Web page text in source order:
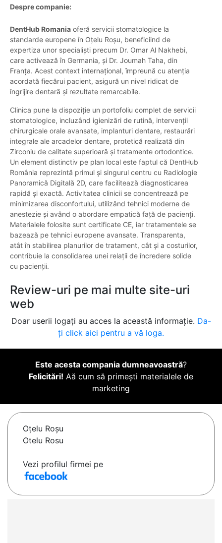
Despre companie:
DentHub Romania oferă servicii stomatologice la
standarde europene în Oțelu Roșu, beneficiind de
expertiza unor specialiști precum Dr. Omar Al Nakhebi,
care activează în Germania, și Dr. Joumah Taha, din
Franța. Acest context internațional, împreună cu atenția
acordată fiecărui pacient, asigură un nivel ridicat de
îngrijire dentară și rezultate remarcabile.
Clinica pune la dispoziție un portofoliu complet de servicii
stomatologice, incluzând igienizări de rutină, intervenții
chirurgicale orale avansate, implanturi dentare, restaurări
integrale ale arcadelor dentare, protetică realizată din
Zirconiu de calitate superioară și tratamente ortodontice.
Un element distinctiv pe plan local este faptul că DentHub
România reprezintă primul și singurul centru cu Radiologie
Panoramică Digitală 2D, care facilitează diagnosticarea
rapidă și exactă. Activitatea clinicii se concentrează pe
minimizarea disconfortului, utilizând tehnici moderne de
anestezie și având o abordare empatică față de pacienți.
Materialele folosite sunt certificate CE, iar tratamentele se
bazează pe tehnici europene avansate. Transparenta,
atât în stabilirea planurilor de tratament, cât și a costurilor,
contribuie la consolidarea unei relații de încredere solide
cu pacienții.
Review-uri pe mai multe site-uri
web
Doar userii logați au acces la această informație. Da-
ți click aici pentru a vă loga.
Este acesta compania dumneavoastră?
Felicitări! Aă cum să primești materialele de
marketing
Oţelu Roşu
Otelu Rosu
Vezi profilul firmei pe